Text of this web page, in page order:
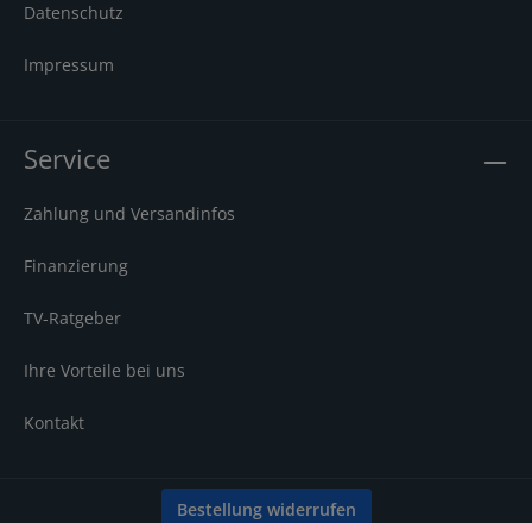
Datenschutz
Impressum
Service
Zahlung und Versandinfos
Finanzierung
TV-Ratgeber
Ihre Vorteile bei uns
Kontakt
Bestellung widerrufen